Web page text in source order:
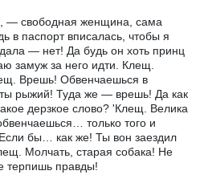
— свободная женщина, сама
в паспорт вписалась, чтобы я
— нет! Да будь он хоть принц
замуж за него идти. Клещ.
Врешь! Обвенчаешься в
рыжий! Туда же — врешь! Да как
дерзкое слово? 'Клещ. Велика
только того и
бы… как же! Ты вон заездил
Молчать, старая собака! Не
терпишь правды!